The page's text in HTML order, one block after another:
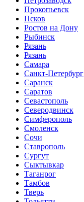
Прокопьевск
Псков
Ростов на Дону
Рыбинск
Рязань
Рязань
Самара
Санкт-Петербург
Саранск
Саратов
Севастополь
Северодвинск
Симферополь
Смоленск
Сочи
Ставрополь
Сургут
Сыктывкар
Таганрог
Тамбов
Тверь